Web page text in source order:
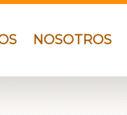
NOSOTROS